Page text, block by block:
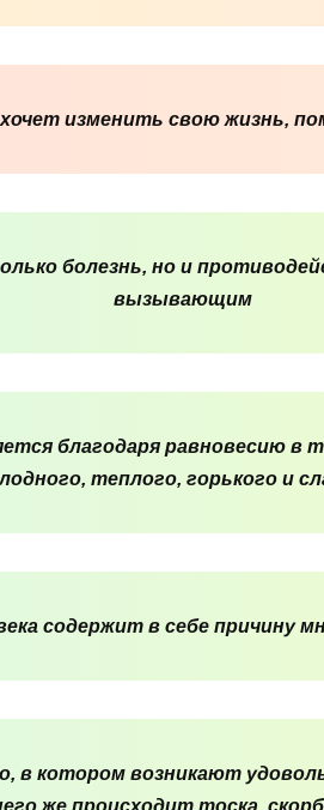
изменить свою жизнь,
болезнь, но и
вызывающим
благодаря равновесию в
теплого, горького и
содержит в себе причину
в котором возникают